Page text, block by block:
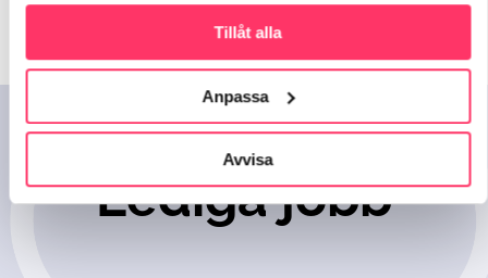
Tillåt alla
Anpassa
Avvisa
Lediga jobb